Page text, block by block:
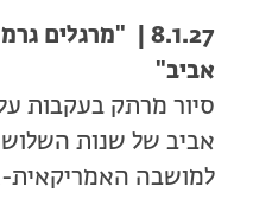
8.1.27 | "מרגלים
אביב"
סיור מרתק בעקבות
אביב של שנות
למושבה האמריקאית-